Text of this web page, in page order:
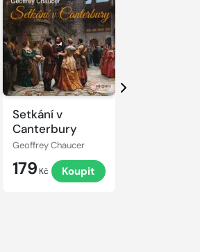
Setkání v
Canterbury
Geoffrey Chaucer
179 Kč Koupit
Přehrát
ukázku
Další